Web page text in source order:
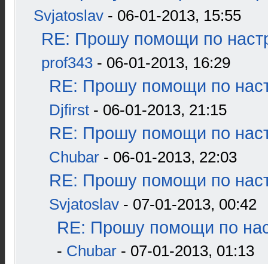
Svjatoslav - 06-01-2013, 15:55
RE: Прошу помощи по
prof343 - 06-01-2013, 16:29
RE: Прошу помощи по
Djfirst - 06-01-2013, 21:15
RE: Прошу помощи по
Chubar - 06-01-2013, 22:03
RE: Прошу помощи по
Svjatoslav - 07-01-2013, 00:42
RE: Прошу помощи по
- Chubar - 07-01-2013, 01:13